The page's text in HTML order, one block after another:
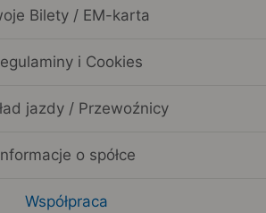
Bilety / EM-karta
i Cookies
jazdy / Przewoźnicy
o spółce
Współpraca